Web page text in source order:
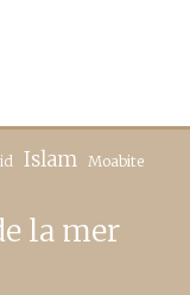
Islam Moabite
la mer